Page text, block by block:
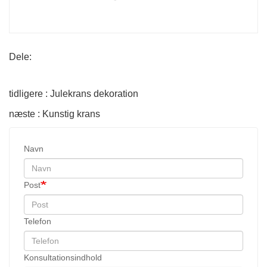
Dele:
tidligere : Julekrans dekoration
næste : Kunstig krans
Navn
Post
Telefon
Konsultationsindhold